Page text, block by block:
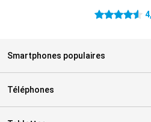
4.6 étoiles
Smartphones populaires
Téléphones